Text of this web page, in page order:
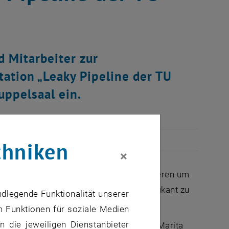
Mitarbeiter zur
„Leaky Pipeline der TU
ein.
Frauen für die Technik zu interessieren um
auch bei den Mitarbeiterinnen signifikant zu
Forscherinnenteam (Dr.
Marita
×
Funktionalität unserer
Funktionen für soziale Medien
die jeweiligen Dienstanbieter